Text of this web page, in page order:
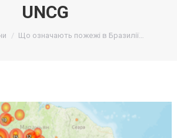
UNCG
Що означають пожежі в Бразилії…